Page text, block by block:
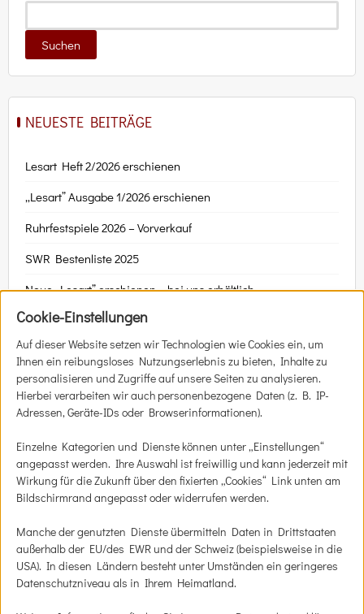
NEUESTE BEITRÄGE
Lesart Heft 2/2026 erschienen
„Lesart” Ausgabe 1/2026 erschienen
Ruhrfestspiele 2026 – Vorverkauf
SWR Bestenliste 2025
Neue „Lesart” erschienen – bei uns erhältlich
SIE HABEN DIE WAHL
Zum Online-Shop
Ticket-Vor­ver­kauf
Gut­schein kaufen
Bestell­mög­lich­kei­ten
Aktu­el­les
Cookie-Einstellungen
Auf dieser Website setzen wir Technologien wie Cookies ein, um
Ihnen ein reibungsloses Nutzungserlebnis zu bieten, Inhalte zu
personalisieren und Zugriffe auf unsere Seiten zu analysieren.
Hierbei verarbeiten wir auch personenbezogene Daten (z. B. IP-
Adressen, Geräte-IDs oder Browserinformationen).
Einzelne Kategorien und Dienste können unter „Einstellungen“
angepasst werden. Ihre Auswahl ist freiwillig und kann jederzeit mit
Wirkung für die Zukunft über den fixierten „Cookies“ Link unten am
Bildschirmrand angepasst oder widerrufen werden.
Manche der genutzten Dienste übermitteln Daten in Drittstaaten
außerhalb der EU/des EWR und der Schweiz (beispielsweise in die
USA). In diesen Ländern besteht unter Umständen ein geringeres
Datenschutzniveau als in Ihrem Heimatland.